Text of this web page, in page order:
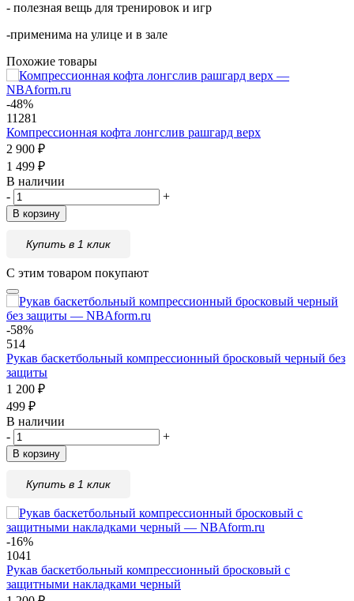
- полезная вещь для тренировок и игр
-применима на улице и в зале
Похожие товары
-48%
11281
Компрессионная кофта лонгслив рашгард верх
2 900 ₽
1 499 ₽
В наличии
-
+
В корзину
Купить в 1 клик
С этим товаром покупают
-58%
514
Рукав баскетбольный компрессионный бросковый черный без
защиты
1 200 ₽
499 ₽
В наличии
-
+
В корзину
Купить в 1 клик
-16%
1041
Рукав баскетбольный компрессионный бросковый с
защитными накладками черный